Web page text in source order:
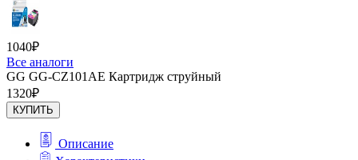
1040₽
Все аналоги
GG GG-CZ101AE Картридж струйный
1320₽
КУПИТЬ
Описание